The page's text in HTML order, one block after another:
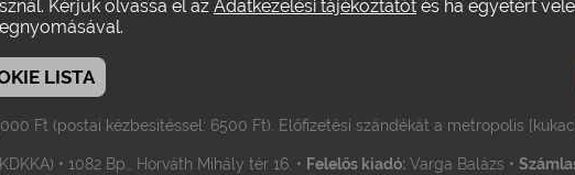
/ Hirsch Tibor / Kovács András Bálint •Szerkesztik: Margitházi Beja /
Szerkesztőségi munkatárs
06-20-4832523 (Jordán Helén)
Ft (postai kézbesítéssel: 6500 Ft). Előfizetési szándékát a metropolis
• 1082 Bp., Horváth Mihály tér 16. • Felelős kiadó:Varga Balázs •
Kérjük olvassa el az Adatkezelési tájékoztatót és ha egyetért
LISTA